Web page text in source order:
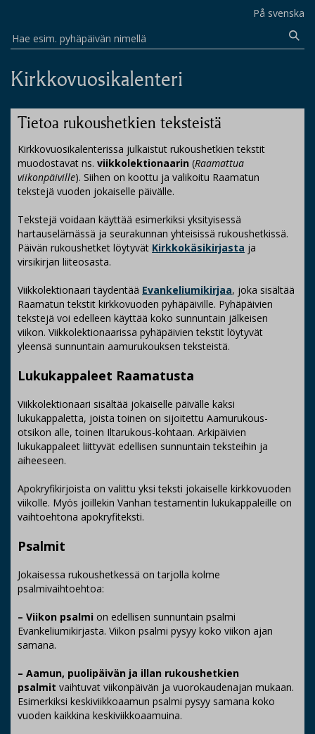
På svenska
Hae esim. pyhäpäivän nimellä
Kirkkovuosikalenteri
Tietoa rukoushetkien teksteistä
Kirkkovuosikalenterissa julkaistut rukoushetkien tekstit
muodostavat ns. viikkolektionaarin (Raamattua
viikonpäiville). Siihen on koottu ja valikoitu Raamatun
tekstejä vuoden jokaiselle päivälle.
Tekstejä voidaan käyttää esimerkiksi yksityisessä
hartauselämässä ja seurakunnan yhteisissä rukoushetkissä.
Päivän rukoushetket löytyvät Kirkkokäsikirjasta ja
virsikirjan liiteosasta.
Viikkolektionaari täydentää Evankeliumikirjaa, joka sisältää
Raamatun tekstit kirkkovuoden pyhäpäiville. Pyhäpäivien
tekstejä voi edelleen käyttää koko sunnuntain jälkeisen
viikon. Viikkolektionaarissa pyhäpäivien tekstit löytyvät
yleensä sunnuntain aamurukouksen teksteistä.
Lukukappaleet Raamatusta
Viikkolektionaari sisältää jokaiselle päivälle kaksi
lukukappaletta, joista toinen on sijoitettu Aamurukous-
otsikon alle, toinen Iltarukous-kohtaan. Arkipäivien
lukukappaleet liittyvät edellisen sunnuntain teksteihin ja
aiheeseen.
Apokryfikirjoista on valittu yksi teksti jokaiselle kirkkovuoden
viikolle. Myös joillekin Vanhan testamentin lukukappaleille on
vaihtoehtona apokryfiteksti.
Psalmit
Jokaisessa rukoushetkessä on tarjolla kolme
psalmivaihtoehtoa:
– Viikon psalmi on edellisen sunnuntain psalmi
Evankeliumikirjasta. Viikon psalmi pysyy koko viikon ajan
samana.
– Aamun, puolipäivän ja illan rukoushetkien
psalmit vaihtuvat viikonpäivän ja vuorokaudenajan mukaan.
Esimerkiksi keskiviikkoaamun psalmi pysyy samana koko
vuoden kaikkina keskiviikkoaamuina.